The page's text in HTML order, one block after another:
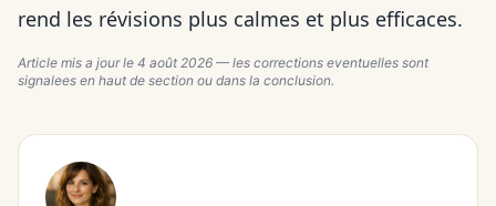
rend les révisions plus calmes et plus efficaces.
Article mis a jour le 4 août 2026 — les corrections eventuelles sont
signalees en haut de section ou dans la conclusion.